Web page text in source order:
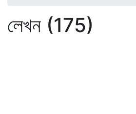
লেখন (175)